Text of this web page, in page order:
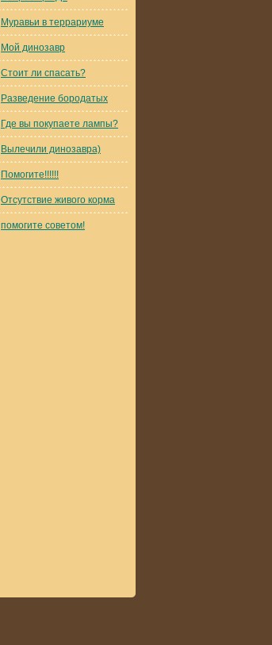
Муравьи в террариуме
Мой динозавр
Стоит ли спасать?
Разведение бородатых
Где вы покупаете лампы?
Вылечили динозавра)
Помогите!!!!!!
Отсутствие живого корма
помогите советом!